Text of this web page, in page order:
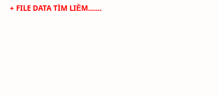
+ FILE DATA TÌM LIỀM.......